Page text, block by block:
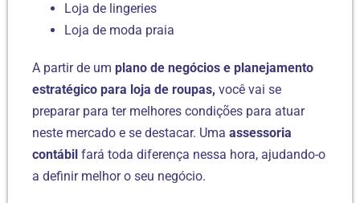
Loja de lingeries
Loja de moda praia
A partir de um plano de negócios e planejamento
estratégico para loja de roupas, você vai se
preparar para ter melhores condições para atuar
neste mercado e se destacar. Uma assessoria
contábil fará toda diferença nessa hora, ajudando-o
a definir melhor o seu negócio.